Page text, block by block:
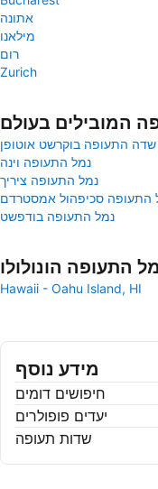
אתונה
מילאנו
רום
Zurich
המובילים בעולם
שדה התעופה בוקרשט אוטופן
נמל התעופה וינה
נמל התעופה ציריך
התעופה סכיפהול אמסטרדם
נמל התעופה בודפשט
התעופה הונולולו
Hawaii - Oahu Island, HI
מידע נוסף
חיפושים דומים
יעדים פופולרים
שדות תעופה